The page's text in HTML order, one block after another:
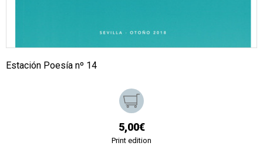
Estación Poesía nº 14
5,00€
Print edition